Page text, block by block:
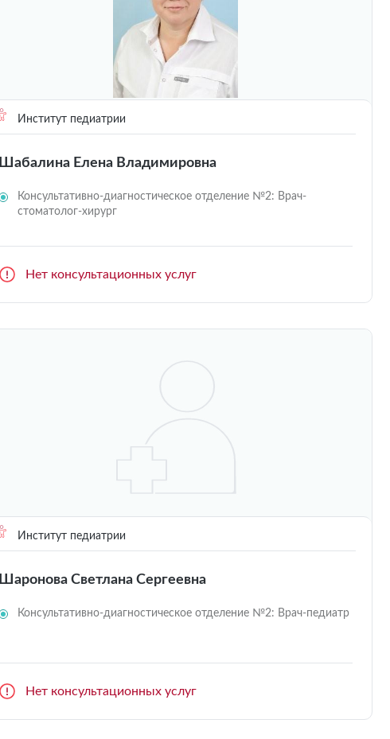
Институт педиатрии
Шабалина Елена Владимировна
Консультативно-диагностическое отделение №2: Врач-
стоматолог-хирург
Нет консультационных услуг
Институт педиатрии
Шаронова Светлана Сергеевна
Консультативно-диагностическое отделение №2: Врач-педиатр
Нет консультационных услуг